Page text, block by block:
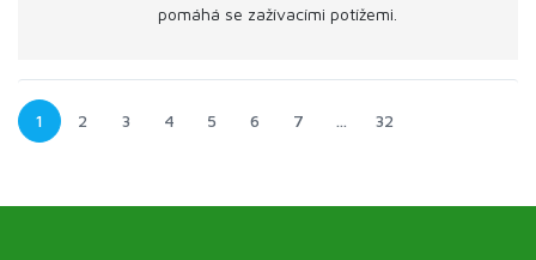
pomáhá se zažívacími potížemi.
1 2 3 4 5 6 7 … 32